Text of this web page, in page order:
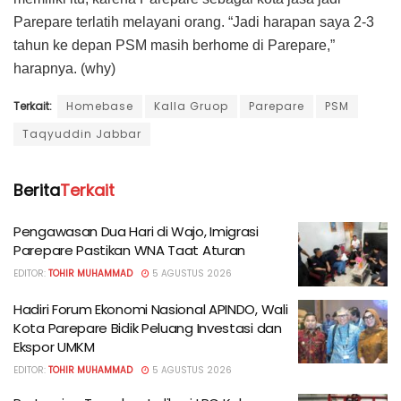
Parepare terlatih melayani orang. “Jadi harapan saya 2-3
tahun ke depan PSM masih berhome di Parepare,”
harapnya. (why)
Terkait: Homebase Kalla Gruop Parepare
PSM
Taqyuddin Jabbar
BeritaTerkait
Pengawasan Dua Hari di Wajo, Imigrasi
Parepare Pastikan WNA Taat Aturan
EDITOR: TOHIR MUHAMMAD 5 AGUSTUS 2026
Hadiri Forum Ekonomi Nasional APINDO, Wali
Kota Parepare Bidik Peluang Investasi dan
Ekspor UMKM
EDITOR: TOHIR MUHAMMAD 5 AGUSTUS 2026